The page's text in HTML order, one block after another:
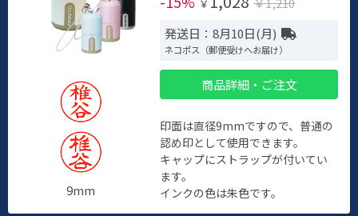
9mm
￥
発送日：8月10日(月)
ネコポス（郵便受けへお届け）
商品詳細・ご注文
印面は直径9mmですので、普通の
認め印として使用できます。
キャップにストラップが付いてい
ます。
インクの色は朱色です。